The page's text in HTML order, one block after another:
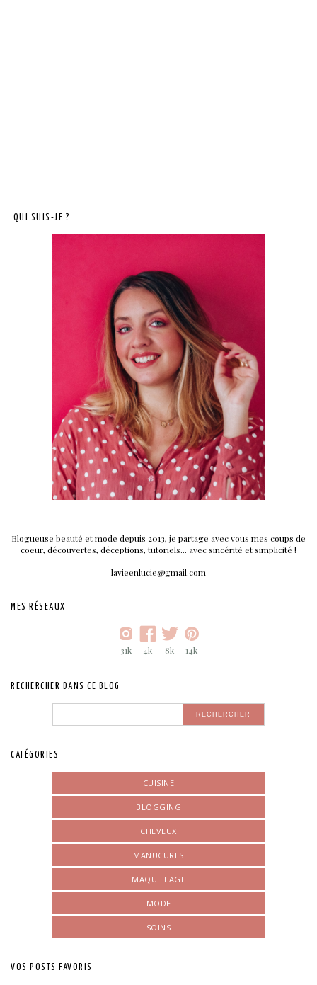
QUI SUIS-JE ?
Blogueuse beauté et mode depuis 2013, je partage avec vous mes coups de
coeur, découvertes, déceptions, tutoriels... avec sincérité et simplicité !
lavieenlucie@gmail.com
MES RÉSEAUX
31k 4k 8k 14k
RECHERCHER DANS CE BLOG
CATÉGORIES
CUISINE
BLOGGING
CHEVEUX
MANUCURES
MAQUILLAGE
MODE
SOINS
VOS POSTS FAVORIS